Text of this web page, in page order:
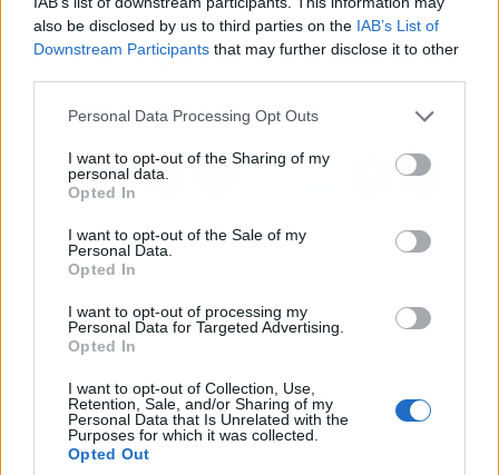
also be disclosed by us to third parties on the IAB’s List of
Downstream Participants that may further disclose it to other
Personal Data Processing Opt Outs
I want to opt-out of the Sharing of my
personal data.
Opted In
I want to opt-out of the Sale of my
Personal Data.
Opted In
I want to opt-out of processing my
Personal Data for Targeted Advertising.
Opted In
I want to opt-out of Collection, Use,
Retention, Sale, and/or Sharing of my
Personal Data that Is Unrelated with the
Purposes for which it was collected.
Opted Out
editoras de moda llevan
en secreto (y no cuestan
organismo con el
entorno en el que se